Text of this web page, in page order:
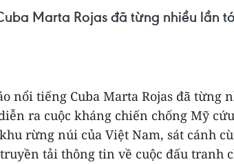
Marta Rojas đã từng nhiều lần
nổi tiếng Cuba Marta Rojas đã từng
ra cuộc kháng chiến chống Mỹ
rừng núi của Việt Nam, sát cánh
tải thông tin về cuộc đấu tranh